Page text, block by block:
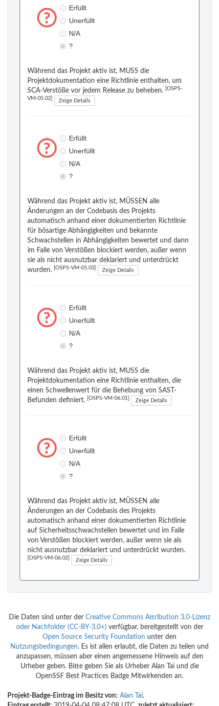
Erfüllt
Unerfüllt
N/A
?
Während das Projekt aktiv ist, MUSS die
Projektdokumentation eine Richtlinie enthalten, um
SCA-Verstöße vor jedem Release zu beheben.
[OSPS-
VM-05.02] Zeige Details
Erfüllt
Unerfüllt
N/A
?
Während das Projekt aktiv ist, MÜSSEN alle
Änderungen an der Codebasis des Projekts
automatisch anhand einer dokumentierten Richtlinie
für bösartige Abhängigkeiten und bekannte
Schwachstellen in Abhängigkeiten bewertet und dann
im Falle von Verstößen blockiert werden, außer wenn
sie als nicht ausnutzbar deklariert und unterdrückt
wurden.
[OSPS-VM-05.03] Zeige Details
Erfüllt
Unerfüllt
N/A
?
Während das Projekt aktiv ist, MUSS die
Projektdokumentation eine Richtlinie enthalten, die
einen Schwellenwert für die Behebung von SAST-
Befunden definiert.
[OSPS-VM-06.01] Zeige Details
Erfüllt
Unerfüllt
N/A
?
Während das Projekt aktiv ist, MÜSSEN alle
Änderungen an der Codebasis des Projekts
automatisch anhand einer dokumentierten Richtlinie
auf Sicherheitsschwachstellen bewertet und im Falle
von Verstößen blockiert werden, außer wenn sie als
nicht ausnutzbar deklariert und unterdrückt wurden.
[OSPS-VM-06.02] Zeige Details
Die Daten sind unter der Creative Commons Attribution 3.0-Lizenz
oder Nachfolder (CC-BY-3.0+) verfügbar, bereitgestellt von der
Open Source Security Foundation unter den
Nutzungsbedingungen. Es ist allen erlaubt, die Daten zu teilen und
anzupassen, müssen aber einen angemessene Hinweis auf den
Urheber geben. Bitte geben Sie als Urheber Alan Tai und die
OpenSSF Best Practices Badge Mitwirkenden an.
Projekt-Badge-Eintrag im Besitz von: Alan Tai.